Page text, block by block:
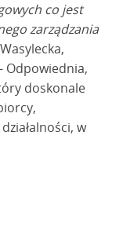
co jest
zarządzania
Odpowiednia,
doskonale
w